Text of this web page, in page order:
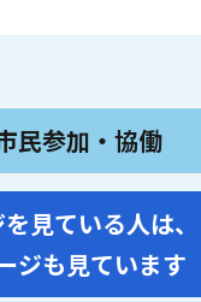
民参加・協働
見ている人は、
ジも見ています